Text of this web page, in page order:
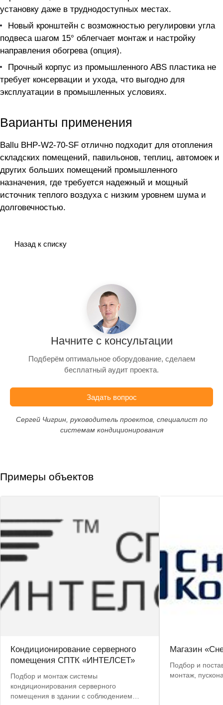
установку даже в труднодоступных местах.
Новый кронштейн с возможностью регулировки угла
подвеса шагом 15° облегчает монтаж и настройку
направления обогрева (опция).
Прочный корпус из промышленного ABS пластика не
требует консервации и ухода, что выгодно для
эксплуатации в промышленных условиях.
Варианты применения
Ballu BHP-W2-70-SF отлично подходит для отопления
складских помещений, павильонов, теплиц, автомоек и
других больших помещений промышленного
назначения, где требуется надежный и мощный
источник теплого воздуха с низким уровнем шума и
долговечностью.
Назад к списку
Начните с консультации
Подберём оптимальное оборудование, сделаем
бесплатный аудит проекта.
Задать вопрос
Сергей Чигрин, руководитель проектов, специалист по
системам кондиционирования
Примеры объектов
Кондиционирование серверного
помещения СПТК «ИНТЕЛСЕТ»
Подбор и монтаж системы
кондиционирования серверного
помещения в здании с соблюдением
Магазин
Подбор и
монтаж,